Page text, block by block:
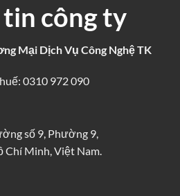
công ty
Mại Dịch Vụ Công Nghệ TK
0310 972 090
số 9, Phường 9,
Chí Minh, Việt Nam.